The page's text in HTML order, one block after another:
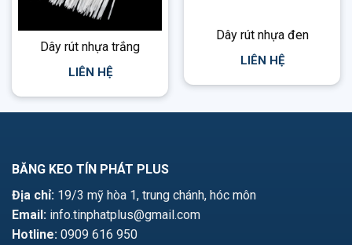
Dây rút nhựa trắng
LIÊN HỆ
Dây rút nhựa đen
LIÊN HỆ
BĂNG KEO TÍN PHÁT PLUS
Địa chỉ: 19/3 mỹ hòa 1, trung chánh, hóc môn
Email: info.tinphatplus@gmail.com
Hotline: 0909 616 950